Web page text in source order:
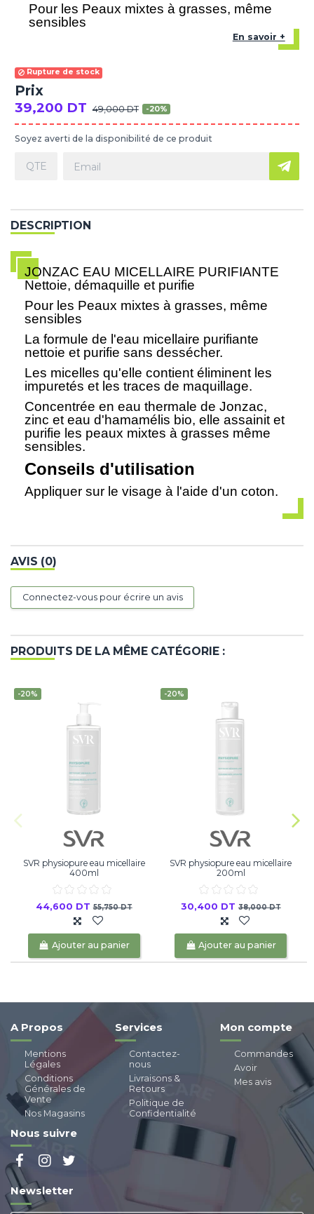
Pour les Peaux mixtes à grasses, même
sensibles
En savoir +
Rupture de stock
Prix
39,200 DT 49,000 DT -20%
Soyez averti de la disponibilité de ce produit
DESCRIPTION
JONZAC EAU MICELLAIRE PURIFIANTE
Nettoie, démaquille et purifie
Pour les Peaux mixtes à grasses, même
sensibles
La formule de l'eau micellaire purifiante
nettoie et purifie sans dessécher.
Les micelles qu'elle contient éliminent les
impuretés et les traces de maquillage.
Concentrée en eau thermale de Jonzac,
zinc et eau d'hamamélis bio, elle assainit et
purifie les peaux mixtes à grasses même
sensibles.
Conseils d'utilisation
Appliquer sur le visage à l'aide d'un coton.
AVIS (0)
Connectez-vous pour écrire un avis
PRODUITS DE LA MÊME CATÉGORIE :
-20%
SVR physiopure eau micellaire
400ml
44,600 DT55,750 DT
Ajouter au panier
-20%
SVR physiopure eau micellaire
200ml
30,400 DT 38,000 DT
Ajouter au panier
A Propos
Mentions
Légales
Conditions
Générales de
Vente
Nos Magasins
Services
Contactez-
nous
Livraisons &
Retours
Politique de
Confidentialité
Mon compte
Commandes
Avoir
Mes avis
Nous suivre
Newsletter